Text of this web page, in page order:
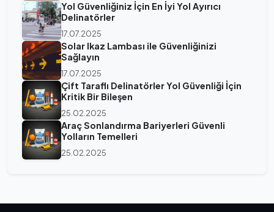
Yol Güvenliğiniz İçin En İyi Yol Ayırıcı
Delinatörler
17.07.2025
Solar Ikaz Lambası ile Güvenliğinizi
Sağlayın
17.07.2025
Çift Taraflı Delinatörler Yol Güvenliği İçin
Kritik Bir Bileşen
25.02.2025
Araç Sonlandırma Bariyerleri Güvenli
Yolların Temelleri
25.02.2025